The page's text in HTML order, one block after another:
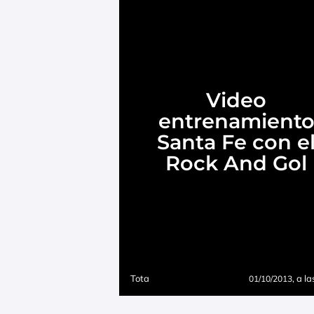
Video
entrenamiento
Santa Fe con el
Rock And Gol
Tota 01/10/2013, a